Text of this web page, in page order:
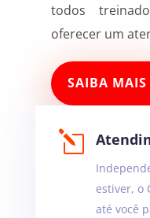
todos
oferecer um
SAIBA MAIS
l
estiver, o
até você